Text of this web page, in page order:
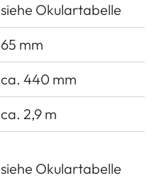
siehe Okulartabelle
65 mm
ca. 440 mm
ca. 2,9 m
siehe Okulartabelle